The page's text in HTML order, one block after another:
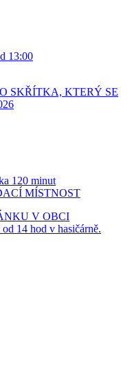
13:00
SKŘÍTKA, KTERÝ SE
120 minut
MÍSTNOST
V OBCI
14 hod v hasičárně.